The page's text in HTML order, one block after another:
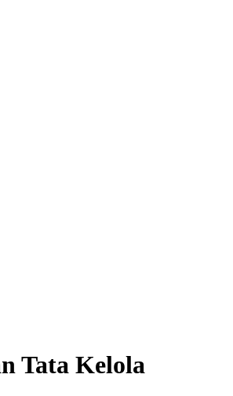
Tata Kelola